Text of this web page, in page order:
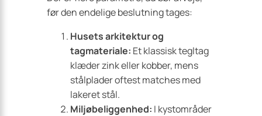
før den endelige beslutning tages:
Husets arkitektur og
tagmateriale: Et klassisk tegltag
klæder zink eller kobber, mens
stålplader oftest matches med
lakeret stål.
Miljøbeliggenhed: I kystområder